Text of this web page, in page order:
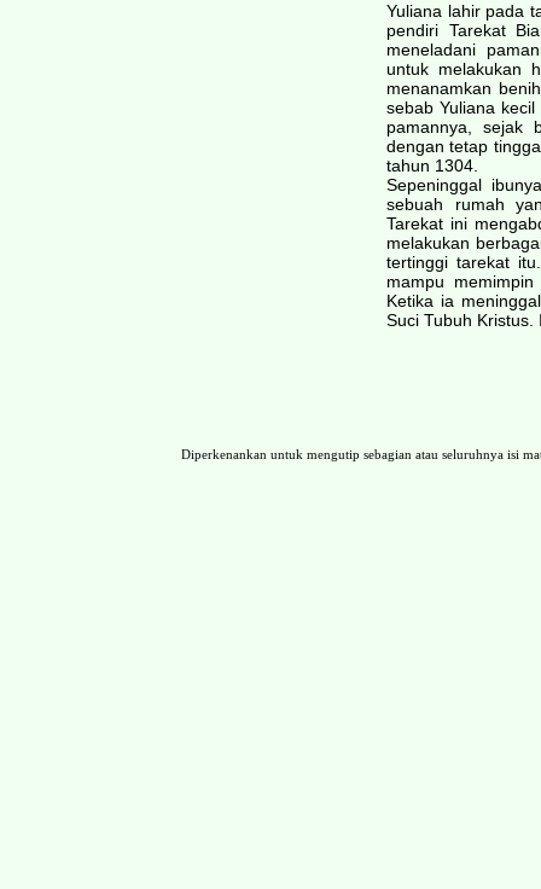
Yuliana lahir pada
pendiri Tarekat
meneladani
untuk melakukan
menanamkan
sebab Yuliana
pamannya, sejak
dengan tetap
tahun 1304.
Sepeninggal
sebuah rumah
Tarekat ini
melakukan
tertinggi tarekat
mampu
Ketika ia
Suci Tubuh Kristus.
Diperkenankan untuk mengutip sebagian atau seluruhnya isi